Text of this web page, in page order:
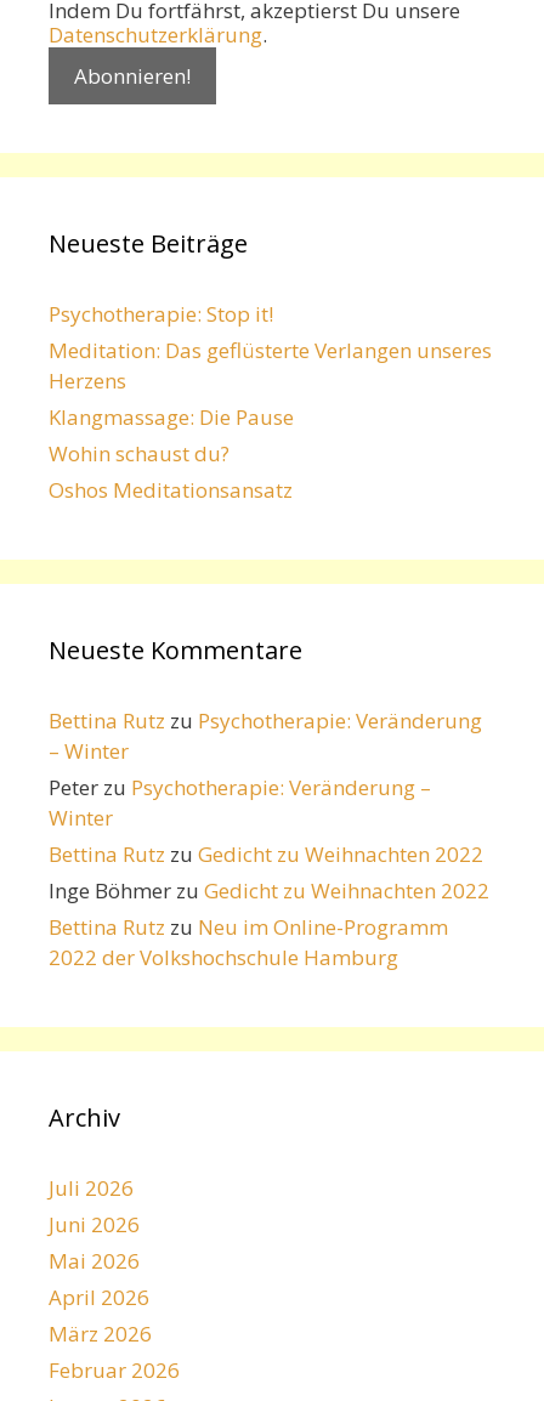
Indem Du fortfährst, akzeptierst Du unsere
Datenschutzerklärung.
Neueste Beiträge
Psychotherapie: Stop it!
Meditation: Das geflüsterte Verlangen unseres
Herzens
Klangmassage: Die Pause
Wohin schaust du?
Oshos Meditationsansatz
Neueste Kommentare
Bettina Rutz zu Psychotherapie: Veränderung
– Winter
Peter zu Psychotherapie: Veränderung –
Winter
Bettina Rutz zu Gedicht zu Weihnachten 2022
Inge Böhmer zu Gedicht zu Weihnachten 2022
Bettina Rutz zu Neu im Online-Programm
2022 der Volkshochschule Hamburg
Archiv
Juli 2026
Juni 2026
Mai 2026
April 2026
März 2026
Februar 2026